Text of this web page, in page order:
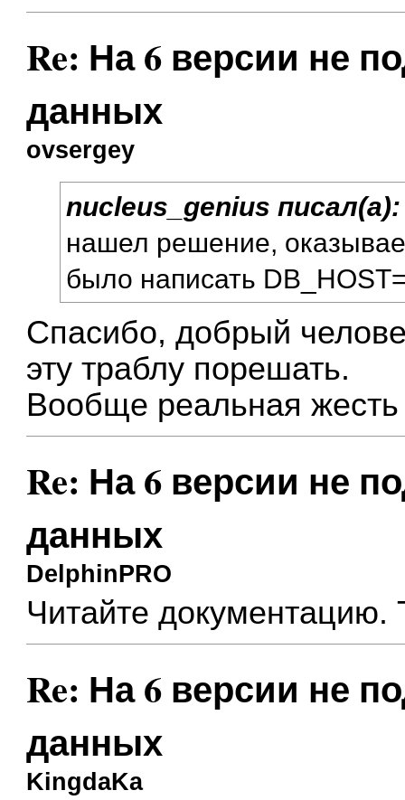
Re: На 6 версии не
данных
ovsergey
nucleus_genius
нашел решение,
было написать
Спасибо, добрый
эту траблу порешать.
Вообще реальная
Re: На 6 версии не
данных
DelphinPRO
Читайте документацию.
Re: На 6 версии не
данных
KingdaKa